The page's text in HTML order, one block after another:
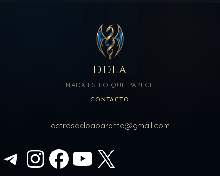
DDLA
NADA ES LO QUE PARECE
CONTACTO
detrasdeloaparente@gmail.com
TelegramInstagram
FacebookYouTube
X